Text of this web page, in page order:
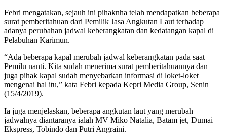
Febri mengatakan, sejauh ini pihaknha telah mendapatkan beberapa
surat pemberitahuan dari Pemilik Jasa Angkutan Laut terhadap
adanya perubahan jadwal keberangkatan dan kedatangan kapal di
Pelabuhan Karimun.
“Ada beberapa kapal merubah jadwal keberangkatan pada saat
Pemilu nanti. Kita sudah menerima surat pemberitahuannya dan
juga pihak kapal sudah menyebarkan informasi di loket-loket
mengenai hal itu,” kata Febri kepada Kepri Media Group, Senin
(15/4/2019).
Ia juga menjelaskan, beberapa angkutan laut yang merubah
jadwalnya diantaranya ialah MV Miko Natalia, Batam jet, Dumai
Ekspress, Tobindo dan Putri Angraini.